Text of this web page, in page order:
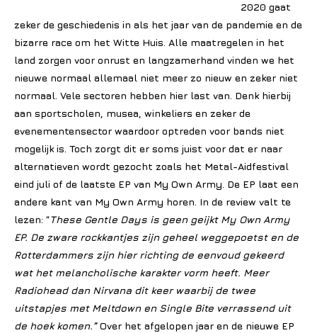
2020 gaat
zeker de geschiedenis in als het jaar van de pandemie en de
bizarre race om het Witte Huis. Alle maatregelen in het
land zorgen voor onrust en langzamerhand vinden we het
nieuwe normaal allemaal niet meer zo nieuw en zeker niet
normaal. Vele sectoren hebben hier last van. Denk hierbij
aan sportscholen, musea, winkeliers en zeker de
evenementensector waardoor optreden voor bands niet
mogelijk is. Toch zorgt dit er soms juist voor dat er naar
alternatieven wordt gezocht zoals het Metal-Aidfestival
eind juli of de laatste EP van My Own Army. De EP laat een
andere kant van My Own Army horen. In de review valt te
lezen: “These Gentle Days is geen geijkt My Own Army
EP. De zware rockkantjes zijn geheel weggepoetst en de
Rotterdammers zijn hier richting de eenvoud gekeerd
wat het melancholische karakter vorm heeft. Meer
Radiohead dan Nirvana dit keer waarbij de twee
uitstapjes met Meltdown en Single Bite verrassend uit
de hoek komen.”Over het afgelopen jaar en de nieuwe EP